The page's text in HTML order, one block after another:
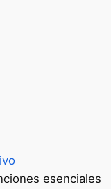
esenciales